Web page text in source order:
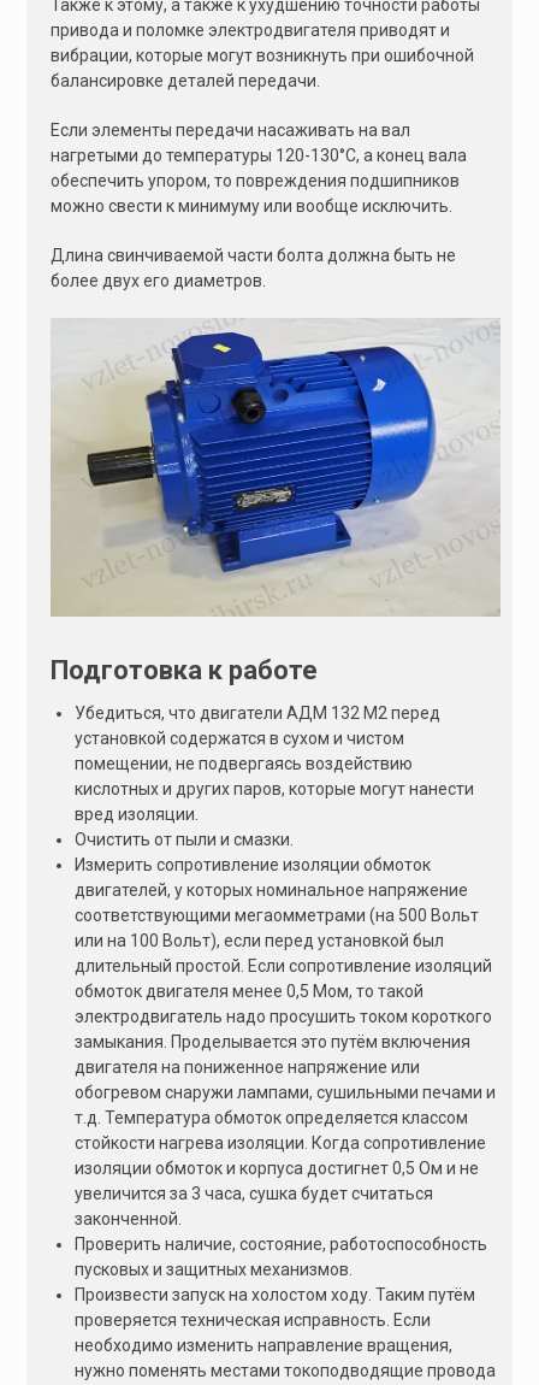
Также к этому, а также к ухудшению точности работы
привода и поломке электродвигателя приводят и
вибрации, которые могут возникнуть при ошибочной
балансировке деталей передачи.
Если элементы передачи насаживать на вал
нагретыми до температуры 120-130°С, а конец вала
обеспечить упором, то повреждения подшипников
можно свести к минимуму или вообще исключить.
Длина свинчиваемой части болта должна быть не
более двух его диаметров.
Подготовка к работе
Убедиться, что двигатели АДМ 132 M2 перед
установкой содержатся в сухом и чистом
помещении, не подвергаясь воздействию
кислотных и других паров, которые могут нанести
вред изоляции.
Очистить от пыли и смазки.
Измерить сопротивление изоляции обмоток
двигателей, у которых номинальное напряжение
соответствующими мегаомметрами (на 500 Вольт
или на 100 Вольт), если перед установкой был
длительный простой. Если сопротивление изоляций
обмоток двигателя менее 0,5 Мом, то такой
электродвигатель надо просушить током короткого
замыкания. Проделывается это путём включения
двигателя на пониженное напряжение или
обогревом снаружи лампами, сушильными печами и
т.д. Температура обмоток определяется классом
стойкости нагрева изоляции. Когда сопротивление
изоляции обмоток и корпуса достигнет 0,5 Ом и не
увеличится за 3 часа, сушка будет считаться
законченной.
Проверить наличие, состояние, работоспособность
пусковых и защитных механизмов.
Произвести запуск на холостом ходу. Таким путём
проверяется техническая исправность. Если
необходимо изменить направление вращения,
нужно поменять местами токоподводящие провода